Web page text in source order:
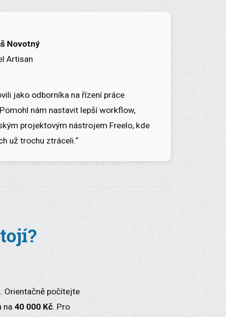
Novotný
Artisan
jako odborníka na řízení práce
nám nastavit lepší workflow,
projektovým nástrojem Freelo, kde
už trochu ztráceli.“
Orientačně počítejte
na 40 000 Kč. Pro